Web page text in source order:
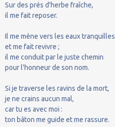
Sur des prés d'herbe fraîche,
il me fait reposer.
Il me mène vers les eaux tranquilles
et me fait revivre ;
il me conduit par le juste chemin
pour l'honneur de son nom.
Si je traverse les ravins de la mort,
je ne crains aucun mal,
car tu es avec moi :
ton bâton me guide et me rassure.